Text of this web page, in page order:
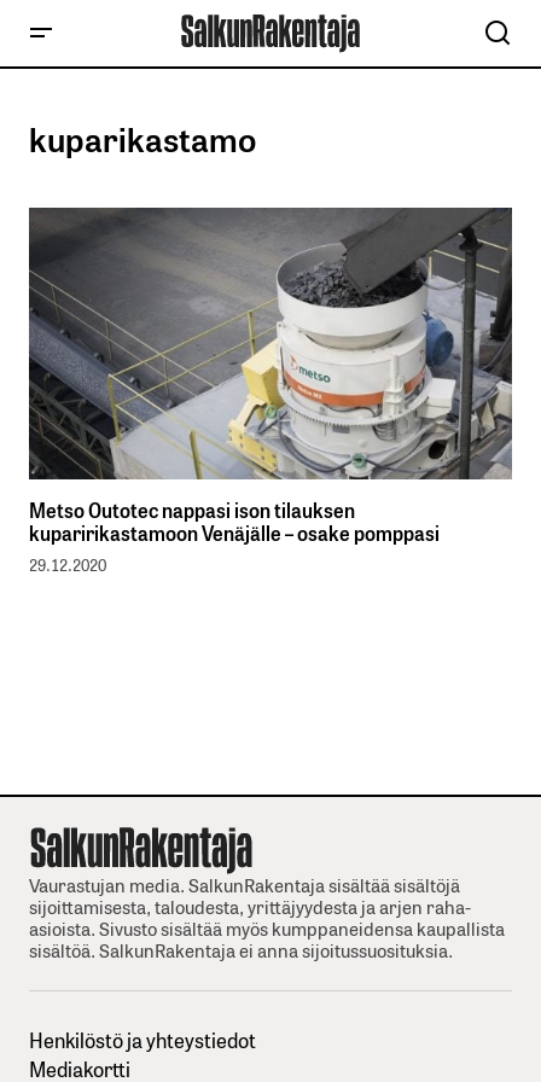
kuparikastamo
Metso Outotec nappasi ison tilauksen
kuparirikastamoon Venäjälle – osake pomppasi
29.12.2020
Vaurastujan media. SalkunRakentaja sisältää sisältöjä
sijoittamisesta, taloudesta, yrittäjyydesta ja arjen raha-
asioista. Sivusto sisältää myös kumppaneidensa kaupallista
sisältöä. SalkunRakentaja ei anna sijoitussuosituksia.
Henkilöstö ja yhteystiedot
Mediakortti